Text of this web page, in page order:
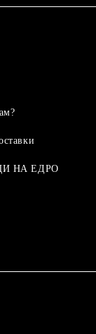
НА ЕДРО